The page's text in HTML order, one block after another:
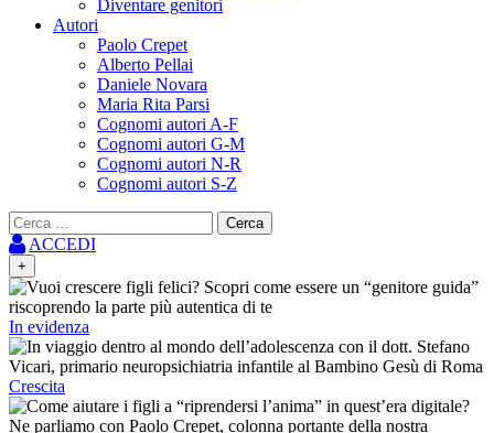
Diventare genitori
Autori
Paolo Crepet
Alberto Pellai
Daniele Novara
Maria Rita Parsi
Cognomi autori A-F
Cognomi autori G-M
Cognomi autori N-R
Cognomi autori S-Z
Ricerca
per:ACCEDI
+
In evidenza
Crescita